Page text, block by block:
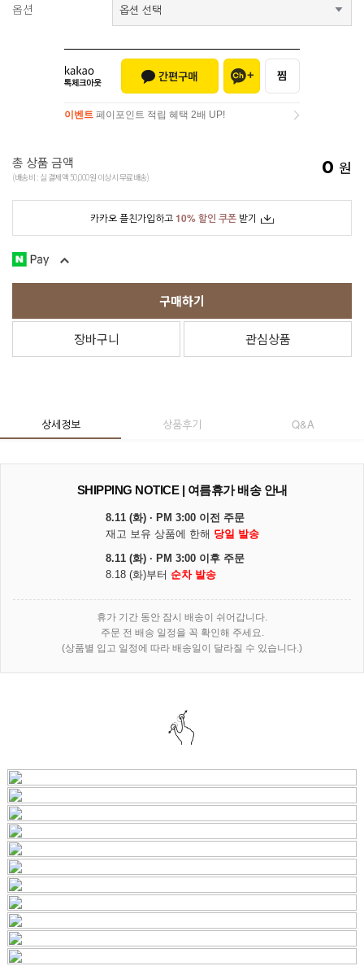
옵션
이벤트 페이포인트 적립 혜택 2배 UP!
총 상품 금액
(배송비 : 실 결제액 50,000원 이상시 무료배송) 0 원
카카오 플친가입하고10% 할인 쿠폰 받기
구매하기
장바구니 관심상품
상세정보 상품후기 Q&A
SHIPPING NOTICE | 여름휴가 배송 안내
8.11 (화) · PM 3:00 이전 주문
재고 보유 상품에 한해 당일 발송
8.11 (화) · PM 3:00 이후 주문
8.18 (화)부터 순차 발송
휴가 기간 동안 잠시 배송이 쉬어갑니다.
주문 전 배송 일정을 꼭 확인해 주세요.
(상품별 입고 일정에 따라 배송일이 달라질 수 있습니다.)